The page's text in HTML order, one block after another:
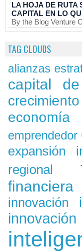
LA HOJA DE RUTA
CAPITAL EN LO
By the Blog Venture
TAG CLOUDS
alianzas
capital
emprendedor
expansión
regional
financiera
innovación